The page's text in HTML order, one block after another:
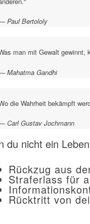
Paul Bertololy
man mit Gewalt gewinnt,
Mahatma Gandhi
die Wahrheit bekämpft
Carl Gustav Jochmann
du nicht ein
Rückzug aus
Straferlass für
Rücktritt von